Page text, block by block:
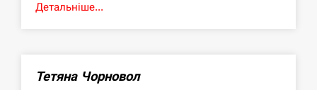
Детальніше...
Тетяна Чорновол